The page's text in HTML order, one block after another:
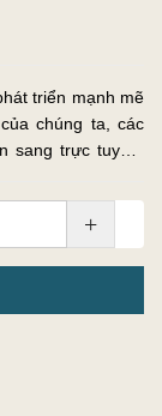
triển mạnh mẽ
chúng ta, các
sang trực tuyến.
+